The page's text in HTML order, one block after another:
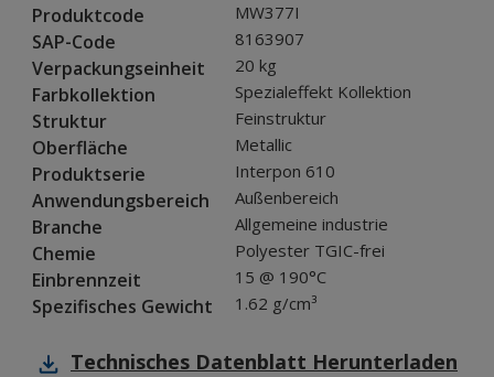
Produktcode MW377I
SAP-Code 8163907
Verpackungseinheit 20 kg
Farbkollektion Spezialeffekt Kollektion
Struktur Feinstruktur
Oberfläche Metallic
Produktserie Interpon 610
Anwendungsbereich Außenbereich
Branche Allgemeine industrie
Chemie Polyester TGIC-frei
Einbrennzeit 15 @ 190°C
Spezifisches Gewicht 1.62 g/cm³
Technisches Datenblatt Herunterladen